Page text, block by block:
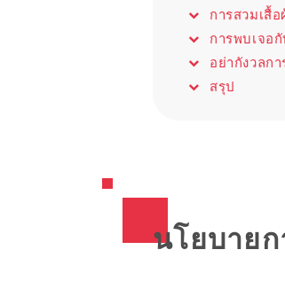
การสวมเสื้
การพบเจอ
อย่ากังวลก
สรุป
นโยบาย